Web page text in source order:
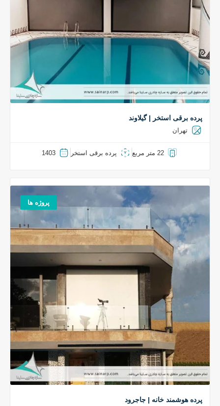
پرده برقی استخر | گیلاوند
تهران
22 متر مربع پرده برقی استخر 1403
پروژه ها
پرده هوشمند خانه | جاجرود